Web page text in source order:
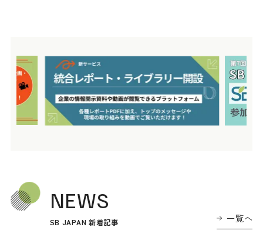
NEWS
SB JAPAN 新着記事 一覧へ